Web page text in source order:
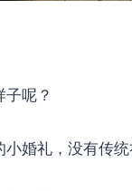
呢？
婚礼，没有传